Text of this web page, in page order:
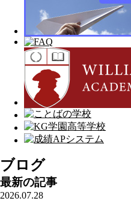
ブログ
最新の記事
2026.07.28